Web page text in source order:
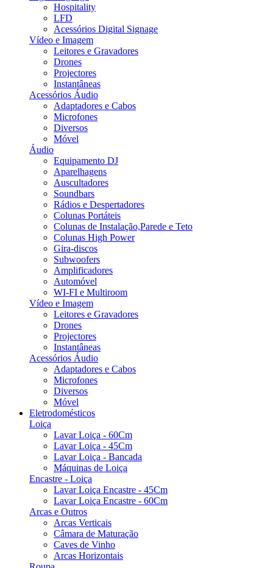
Hospitality
LFD
Acessórios Digital Signage
Vídeo e Imagem
Leitores e Gravadores
Drones
Projectores
Instantâneas
Acessórios Áudio
Adaptadores e Cabos
Microfones
Diversos
Móvel
Áudio
Equipamento DJ
Aparelhagens
Auscultadores
Soundbars
Rádios e Despertadores
Colunas Portáteis
Colunas de Instalação,Parede e Teto
Colunas High Power
Gira-discos
Subwoofers
Amplificadores
Automóvel
WI-FI e Multiroom
Vídeo e Imagem
Leitores e Gravadores
Drones
Projectores
Instantâneas
Acessórios Áudio
Adaptadores e Cabos
Microfones
Diversos
Móvel
Eletrodomésticos
Loiça
Lavar Loiça - 60Cm
Lavar Loiça - 45Cm
Lavar Loiça - Bancada
Máquinas de Loiça
Encastre - Loiça
Lavar Loiça Encastre - 45Cm
Lavar Loiça Encastre - 60Cm
Arcas e Outros
Arcas Verticais
Câmara de Maturação
Caves de Vinho
Arcas Horizontais